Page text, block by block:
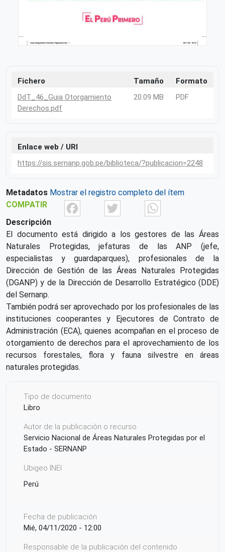
Fichero Tamaño
Formato
DdT_46_Guia Otorgamiento
Derechos.pdf
20.09 MB PDF
Enlace web / URI
https://sis.sernanp.gob.pe/biblioteca/?publicacion=2248
Metadatos Mostrar el registro completo del ítem
COMPATIR
FacebookTwitter
Descripción
El documento está dirigido a los gestores de las Áreas
Naturales Protegidas, jefaturas de las ANP (jefe,
especialistas y guardaparques), profesionales de la
Dirección de Gestión de las Áreas Naturales Protegidas
(DGANP) y de la Dirección de Desarrollo Estratégico (DDE)
del Sernanp.
También podrá ser aprovechado por los profesionales de las
instituciones cooperantes y Ejecutores de Contrato de
Administración (ECA), quienes acompañan en el proceso de
otorgamiento de derechos para el aprovechamiento de los
recursos forestales, flora y fauna silvestre en áreas
naturales protegidas.
Tipo de documento
Libro
Autor de la publicación o recurso
Servicio Nacional de Áreas Naturales Protegidas por el
Estado - SERNANP
Ubigeo INEI
Perú
Fecha de publicación
Mié, 04/11/2020 - 12:00
Responsable de la publicación del contenido